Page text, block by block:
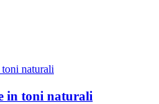
in toni naturali